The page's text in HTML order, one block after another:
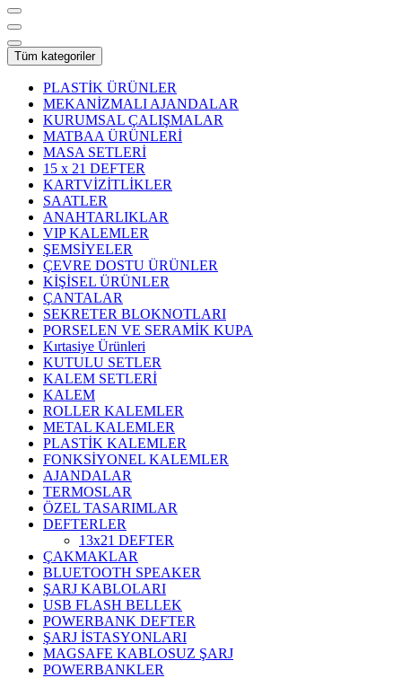
Tüm kategoriler
PLASTİK ÜRÜNLER
MEKANİZMALI AJANDALAR
KURUMSAL ÇALIŞMALAR
MATBAA ÜRÜNLERİ
MASA SETLERİ
15 x 21 DEFTER
KARTVİZİTLİKLER
SAATLER
ANAHTARLIKLAR
VIP KALEMLER
ŞEMSİYELER
ÇEVRE DOSTU ÜRÜNLER
KİŞİSEL ÜRÜNLER
ÇANTALAR
SEKRETER BLOKNOTLARI
PORSELEN VE SERAMİK KUPA
Kırtasiye Ürünleri
KUTULU SETLER
KALEM SETLERİ
KALEM
ROLLER KALEMLER
METAL KALEMLER
PLASTİK KALEMLER
FONKSİYONEL KALEMLER
AJANDALAR
TERMOSLAR
ÖZEL TASARIMLAR
DEFTERLER
13x21 DEFTER
ÇAKMAKLAR
BLUETOOTH SPEAKER
ŞARJ KABLOLARI
USB FLASH BELLEK
POWERBANK DEFTER
ŞARJ İSTASYONLARI
MAGSAFE KABLOSUZ ŞARJ
POWERBANKLER